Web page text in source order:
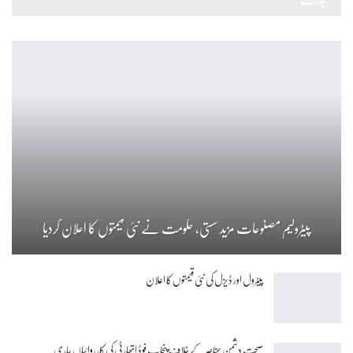
پیٹرولیم مصنوعات مزید سستی، حکومت نے نئی قیمتوں کا اعلان کردیا
پیٹرول اور ڈیزل کی نئی قیمتوں کا اعلان
صحت دشمن عناصر کے خلاف پنجاب فوڈ اتھارٹی کی کارروائیاں جاری